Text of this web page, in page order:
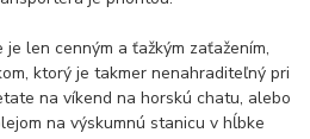
len cenným a ťažkým zaťažením,
ktorý je takmer nenahraditeľný pri
na víkend na horskú chatu, alebo
na výskumnú stanicu v hĺbke